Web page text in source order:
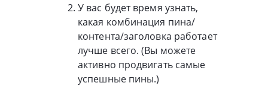
У вас будет время узнать,
какая комбинация пина/
контента/заголовка работает
лучше всего. (Вы можете
активно продвигать самые
успешные пины.)